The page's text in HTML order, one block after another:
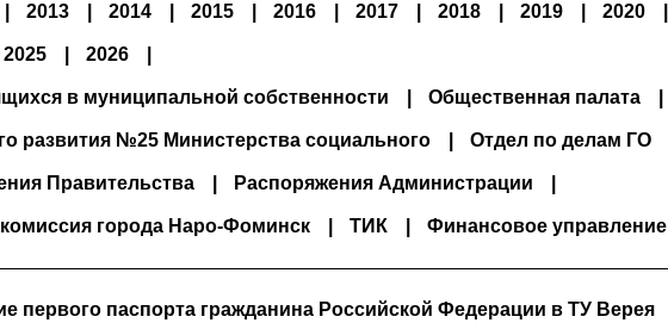
2013 2014 2015 2016 2017 2018 2019 2020
2025 2026
в муниципальной собственности Общественная палата
развития №25 Министерства социального Отдел по делам ГО
Правительства Распоряжения Администрации
города Наро-Фоминск ТИК Финансовое управление
первого паспорта гражданина Российской Федерации в ТУ Верея